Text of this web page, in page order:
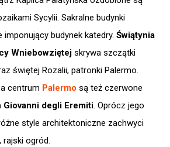
Sycylii. Sakralne budynki
budynek katedry. Świątynia
Wniebowziętej skrywa szczątki
świętej Rozalii, patronki Palermo.
centrum Palermo są też czerwone
Giovanni degli Eremiti. Oprócz jego
style architektoniczne zachwyci
rajski ogród.